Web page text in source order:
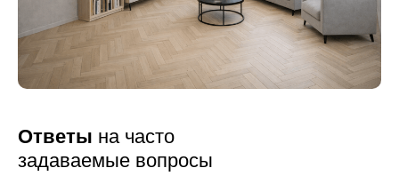
Ответы на часто
задаваемые вопросы